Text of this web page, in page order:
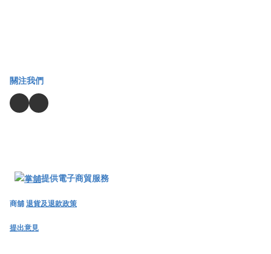
關注我們
提供電子商貿服務
商舖退貨及退款政策
提出意見